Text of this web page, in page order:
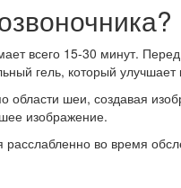
всего 15-30 минут.
гель, который улучшает
шеи, создавая
изображение.
во время